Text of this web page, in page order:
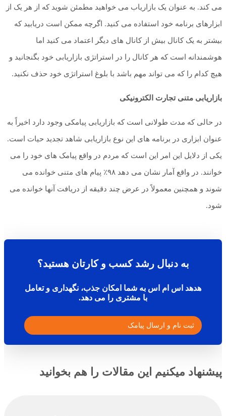
می کند. به عنوان یک بازاریاب می خواهید مطمئن شوید که از هر یک از
ابزارهای برنامه خود استفاده می کنید. اگرچه ممکن است دریابید که
بیشتر به یک کانال بیش از کانال های دیگر اعتماد می کنید اما
هوشمندانه است که هر کانال را در استراتژی بازاریابی خود بگنجانید و
هیچ کدام را که می تواند مهم باشد با بلوغ استراتژی خود حذف نکنید.
بازاریابی متنی تجارت الکترونیکی
در حالی که مدت طولانی است که بازاریابی پیامکی وجود دارد اخیراً به
عنوان ابزاری در برنامه های این نوع بازاریابی شاهد تجدید حیات است.
یکی از دلایل این امر این است که مردم در واقع پیامک های خود را می
خوانند. در واقع آمار نشان می دهد ۹۸٪ پیام های متنی خوانده می
شوند و همچنین معمولاً در عرض چند دقیقه از دریافت آنها خوانده می
شود.
به دنبال رشد کسب و کارتان هستید؟
هدهد اس ام اس به شما امکان جذب، نگهداری و تعامل
با مشتری را می دهد.
ثبت نام و ارسال پیامک
پیشنهاد میکنیم این مقالات را هم بخوانید